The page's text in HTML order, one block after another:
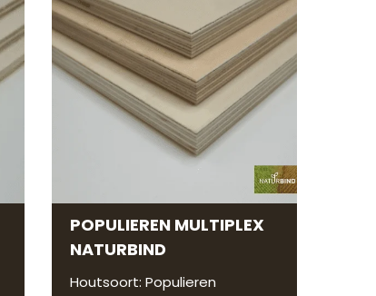
POPULIEREN MULTIPLEX
NATURBIND
Houtsoort: Populieren